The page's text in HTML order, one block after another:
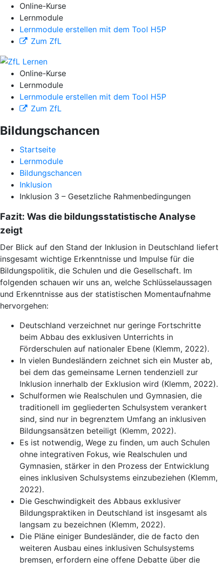
Online-Kurse
Lernmodule
Lernmodule erstellen mit dem Tool H5P
Zum ZfL
Online-Kurse
Lernmodule
Lernmodule erstellen mit dem Tool H5P
Zum ZfL
Bildungschancen
Startseite
Lernmodule
Bildungschancen
Inklusion
Inklusion 3 – Gesetzliche Rahmenbedingungen
Fazit: Was die bildungsstatistische Analyse
zeigt
Der Blick auf den Stand der Inklusion in Deutschland liefert
insgesamt wichtige Erkenntnisse und Impulse für die
Bildungspolitik, die Schulen und die Gesellschaft. Im
folgenden schauen wir uns an, welche Schlüsselaussagen
und Erkenntnisse aus der statistischen Momentaufnahme
hervorgehen:
Deutschland verzeichnet nur geringe Fortschritte
beim Abbau des exklusiven Unterrichts in
Förderschulen auf nationaler Ebene (Klemm, 2022).
In vielen Bundesländern zeichnet sich ein Muster ab,
bei dem das gemeinsame Lernen tendenziell zur
Inklusion innerhalb der Exklusion wird (Klemm, 2022).
Schulformen wie Realschulen und Gymnasien, die
traditionell im gegliederten Schulsystem verankert
sind, sind nur in begrenztem Umfang an inklusiven
Bildungsansätzen beteiligt (Klemm, 2022).
Es ist notwendig, Wege zu finden, um auch Schulen
ohne integrativen Fokus, wie Realschulen und
Gymnasien, stärker in den Prozess der Entwicklung
eines inklusiven Schulsystems einzubeziehen (Klemm,
2022).
Die Geschwindigkeit des Abbaus exklusiver
Bildungspraktiken in Deutschland ist insgesamt als
langsam zu bezeichnen (Klemm, 2022).
Die Pläne einiger Bundesländer, die de facto den
weiteren Ausbau eines inklusiven Schulsystems
bremsen, erfordern eine offene Debatte über die